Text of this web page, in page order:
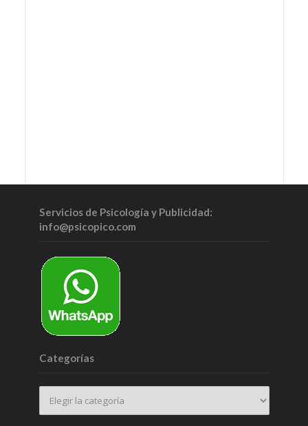
Servicios de Psicología y Publicidad:
info@psicopico.com
Categorías